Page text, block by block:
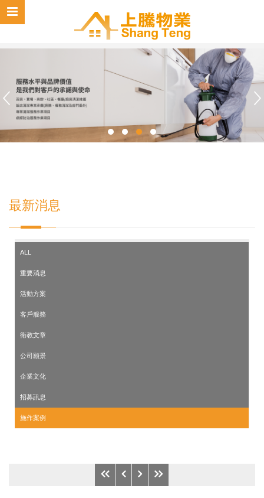
最新消息
ALL
重要消息
活動方案
客戶服務
衛教文章
公司願景
企業文化
招募訊息
施作案例